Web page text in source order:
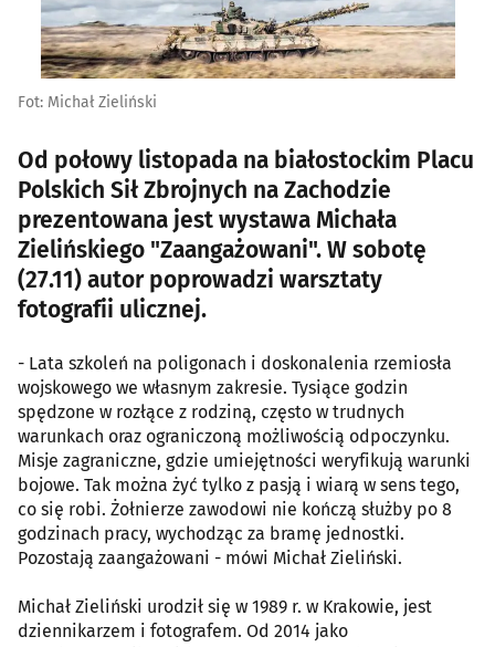
Fot: Michał Zieliński
Od połowy listopada na białostockim Placu
Polskich Sił Zbrojnych na Zachodzie
prezentowana jest wystawa Michała
Zielińskiego "Zaangażowani". W sobotę
(27.11) autor poprowadzi warsztaty
fotografii ulicznej.
- Lata szkoleń na poligonach i doskonalenia rzemiosła
wojskowego we własnym zakresie. Tysiące godzin
spędzone w rozłące z rodziną, często w trudnych
warunkach oraz ograniczoną możliwością odpoczynku.
Misje zagraniczne, gdzie umiejętności weryfikują warunki
bojowe. Tak można żyć tylko z pasją i wiarą w sens tego,
co się robi. Żołnierze zawodowi nie kończą służby po 8
godzinach pracy, wychodząc za bramę jednostki.
Pozostają zaangażowani - mówi Michał Zieliński.
Michał Zieliński urodził się w 1989 r. w Krakowie, jest
dziennikarzem i fotografem. Od 2014 jako